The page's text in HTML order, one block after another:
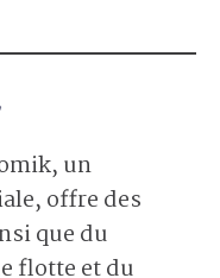
,
un
offre des
que du
flotte et du